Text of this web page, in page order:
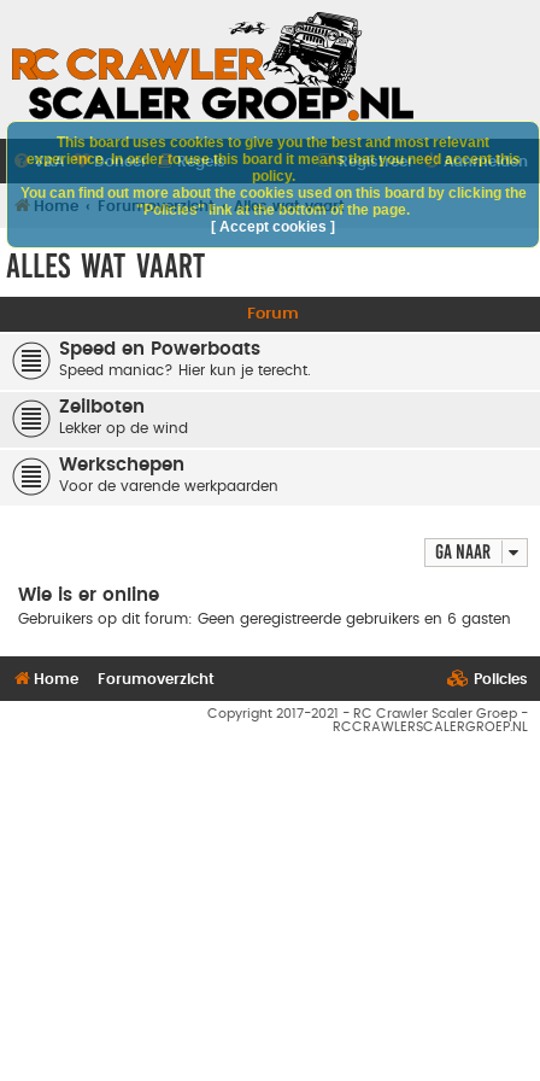
V&A Doneer Regels Aanmelden
Registreer
Home Forumoverzicht Alles wat vaart
Alles wat vaart
Forum
Speed en Powerboats
Speed maniac? Hier kun je terecht.
Zeilboten
Lekker op de wind
Werkschepen
Voor de varende werkpaarden
Ga naar
Wie is er online
Gebruikers op dit forum: Geen geregistreerde gebruikers en 6 gasten
This board uses cookies to give you the best and most relevant
experience. In order to use this board it means that you need accept this
policy.
You can find out more about the cookies used on this board by clicking the
"Policies" link at the bottom of the page.
[ Accept cookies ]
Home Forumoverzicht Policies
Copyright 2017-2021 - RC Crawler Scaler Groep -
RCCRAWLERSCALERGROEP.NL